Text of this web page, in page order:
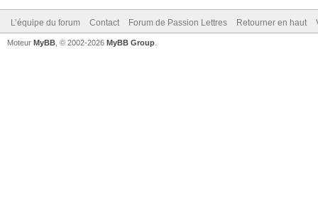
L’équipe du forum Contact Forum de Passion Lettres Retourner en haut
Moteur MyBB , © 2002-2026 MyBB Group